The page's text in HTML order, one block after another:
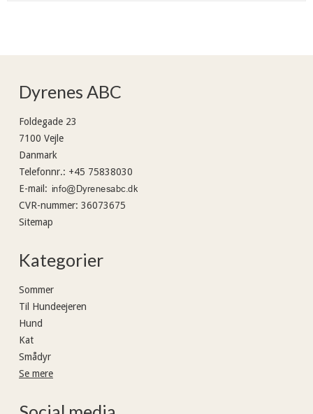
Dyrenes ABC
Foldegade 23
7100 Vejle
Danmark
Telefonnr.: +45 75838030
E-mail :
CVR-nummer: 36073675
Sitemap
Kategorier
Sommer
Til Hundeejeren
Hund
Kat
Smådyr
Se mere